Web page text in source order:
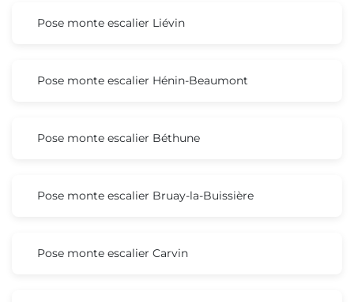
Pose monte escalier Liévin
Pose monte escalier Hénin-Beaumont
Pose monte escalier Béthune
Pose monte escalier Bruay-la-Buissière
Pose monte escalier Carvin